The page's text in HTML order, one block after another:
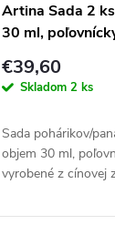
Artina Sada 2
30 ml,
€39,60
Skladom 2 ks
Sada pohárikov/
objem 30 ml,
vyrobené z cínovej
strieborná